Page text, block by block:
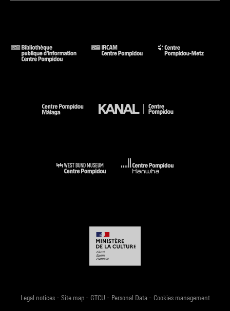
Legal notices- Site map- GTCU - Personal Data- Cookies management